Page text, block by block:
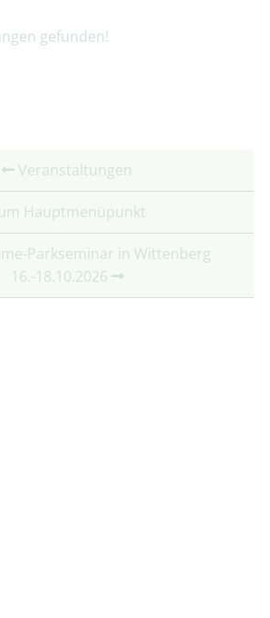
gefunden!
Veranstaltungen
Hauptmenüpunkt
Parkseminar in Wittenberg
16.-18.10.2026